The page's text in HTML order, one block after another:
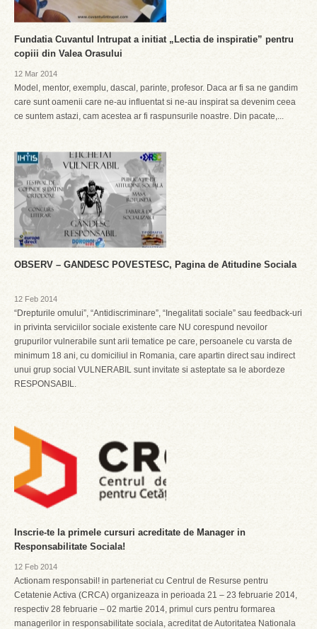
Fundatia Cuvantul Intrupat a initiat „Lectia de inspiratie” pentru
copiii din Valea Orasului
12 Mar 2014
Model, mentor, exemplu, dascal, parinte, profesor. Daca ar fi sa ne gandim
care sunt oamenii care ne-au influentat si ne-au inspirat sa devenim ceea
ce suntem astazi, cam acestea ar fi raspunsurile noastre. Din pacate,...
OBSERV – GANDESC POVESTESC, Pagina de Atitudine Sociala
12 Feb 2014
“Drepturile omului”, “Antidiscriminare”, “Inegalitati sociale” sau feedback-uri
in privinta serviciilor sociale existente care NU corespund nevoilor
grupurilor vulnerabile sunt arii tematice pe care, persoanele cu varsta de
minimum 18 ani, cu domiciliul in Romania, care apartin direct sau indirect
unui grup social VULNERABIL sunt invitate si asteptate sa le abordeze
RESPONSABIL.
Inscrie-te la primele cursuri acreditate de Manager in
Responsabilitate Sociala!
12 Feb 2014
Actionam responsabil! in parteneriat cu Centrul de Resurse pentru
Cetatenie Activa (CRCA) organizeaza in perioada 21 – 23 februarie 2014,
respectiv 28 februarie – 02 martie 2014, primul curs pentru formarea
managerilor in responsabilitate sociala, acreditat de Autoritatea Nationala